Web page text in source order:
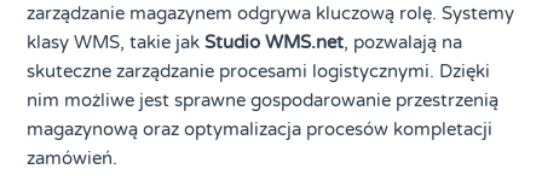
zarządzanie magazynem odgrywa kluczową rolę. Systemy
klasy WMS, takie jak Studio WMS.net, pozwalają na
skuteczne zarządzanie procesami logistycznymi. Dzięki
nim możliwe jest sprawne gospodarowanie przestrzenią
magazynową oraz optymalizacja procesów kompletacji
zamówień.